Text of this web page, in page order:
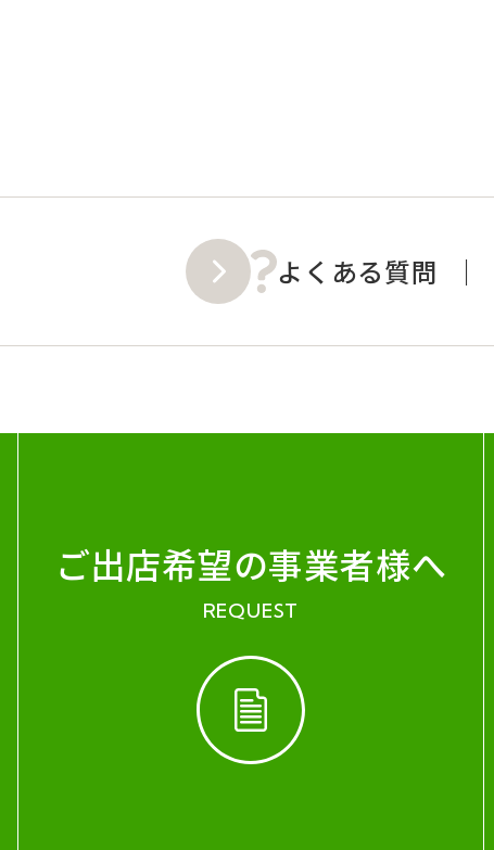
よくある質問
ご出店希望の事業者様へ
REQUEST